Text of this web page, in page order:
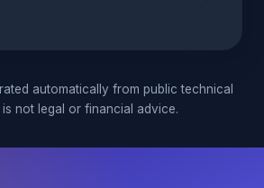
automatically from public technical
is not legal or financial advice.